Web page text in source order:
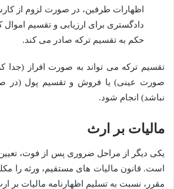
اظهارات طرفین، در صورت لزوم از
دادگستری برای ارزیابی و تقسیم اموال
حکم به تقسیم ترکه صادر می کند.
تقسیم ترکه می تواند به صورت افراز (جدا
صورت عینی) یا فروش و تقسیم پول (در
نباشد) انجام شود.
مالیات بر ارث
یکی دیگر از مراحل ضروری پس از فوت،
است. قانون مالیات های مستقیم، ورثه را
مقرر، نسبت به تسلیم اظهارنامه مالیات بر